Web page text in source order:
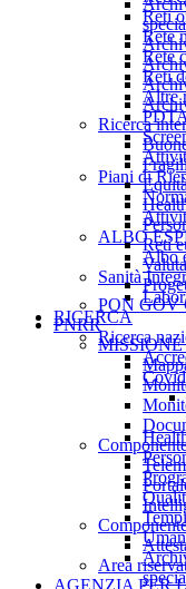
Ricerca
Reti
PON GOV
PNRR
Area
AGENZIA PER
Reti
Rete
Rete
Reti
Altre
Piani di
ALBO
Albo
Sanità
RICERCA
Ricerca